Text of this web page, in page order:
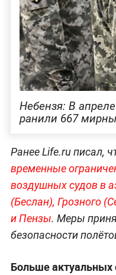
Небензя: В
ранили 667
Ранее Life.ru писал,
временные
воздушных судов в
(Беслан), Грозного
и Пензы. Меры
безопасности
Больше